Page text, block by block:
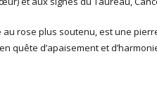
rose plus soutenu, est une
quête d’apaisement et